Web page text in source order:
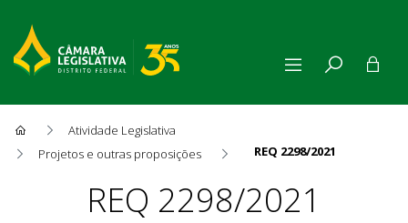
Atividade Legislativa
Projetos e outras proposições
REQ 2298/2021
ProposiçãoREQ 2298/2021